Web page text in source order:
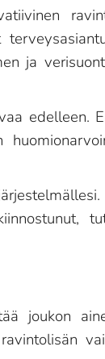
ja
edelleen.
joukon